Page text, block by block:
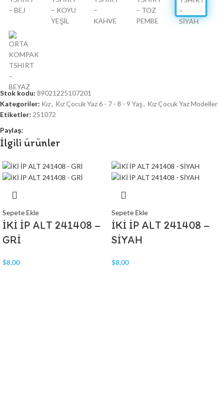
Stok kodu: 89021225107201
Kategoriler: Kız, Kız Çocuk Yaz 6 - 7 - 8 - 9 Yaş, Kız Çocuk Yaz Modeller
Etiketler: 251072
Paylaş:
İlgili ürünler
Sepete Ekle
İKİ İP ALT 241408 –
GRİ
$8,00
Sepete Ekle
İKİ İP ALT 241408 –
SİYAH
$8,00